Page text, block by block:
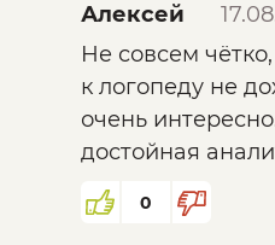
Алексей
Не совсем
к логопеду не
очень
достойная
0